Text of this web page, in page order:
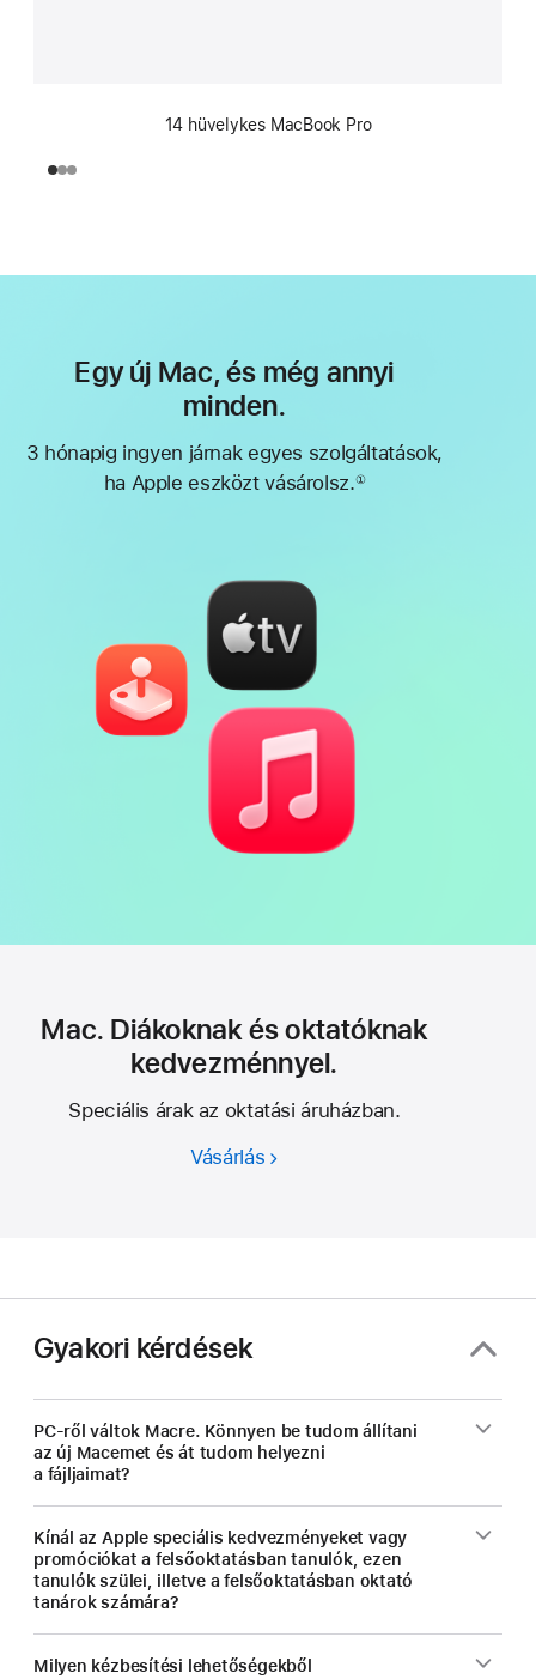
14 hüvelykes MacBook Pro
Egy új Mac, és még annyi
minden.
3 hónapig ingyen járnak egyes szolgáltatások,
ha Apple eszközt vásárolsz.①
Mac. Diákoknak és oktatóknak
kedvezménnyel.
Speciális árak az oktatási áruházban.
Vásárlás Mac.
Gyakori kérdések
PC-ről váltok Macre. Könnyen be tudom állítani
az új Macemet és át tudom helyezni
a fájljaimat?
Kínál az Apple speciális kedvezményeket vagy
promóciókat a felsőoktatásban tanulók, ezen
tanulók szülei, illetve a felsőoktatásban oktató
tanárok számára?
Milyen kézbesítési lehetőségekből